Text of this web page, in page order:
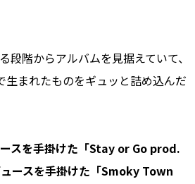
階からアルバムを見据えていて、
まれたものをギュッと詰め込んだ
スを手掛けた「Stay or Go prod.
ースを手掛けた「Smoky Town